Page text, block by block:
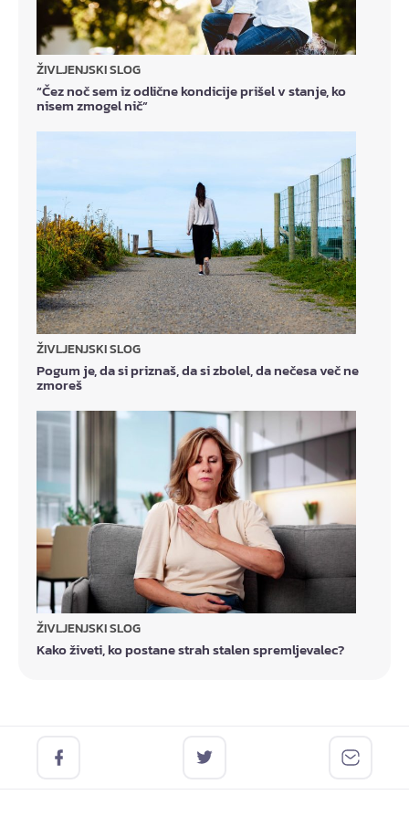
ŽIVLJENJSKI SLOG
“Čez noč sem iz odlične kondicije prišel v stanje, ko
nisem zmogel nič”
ŽIVLJENJSKI SLOG
Pogum je, da si priznaš, da si zbolel, da nečesa več ne
zmoreš
ŽIVLJENJSKI SLOG
Kako živeti, ko postane strah stalen spremljevalec?